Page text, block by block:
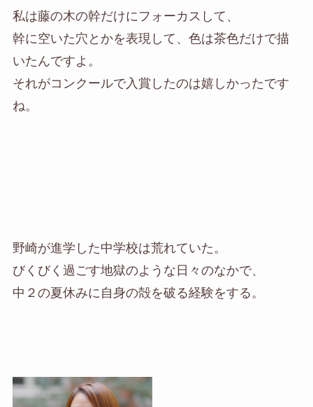
私は藤の木の幹だけにフォーカスして、
幹に空いた穴とかを表現して、色は茶色だけで描
いたんですよ。
それがコンクールで入賞したのは嬉しかったです
ね。
野崎が進学した中学校は荒れていた。
びくびく過ごす地獄のような日々のなかで、
中２の夏休みに自身の殻を破る経験をする。